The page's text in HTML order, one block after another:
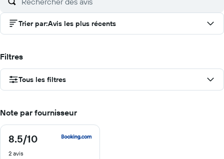
Trier par:Avis les plus récents
Filtres
Tous les filtres
Note par fournisseur
8.5/10
8.5
10
2 avis